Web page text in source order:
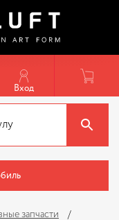
Вход
запчасти